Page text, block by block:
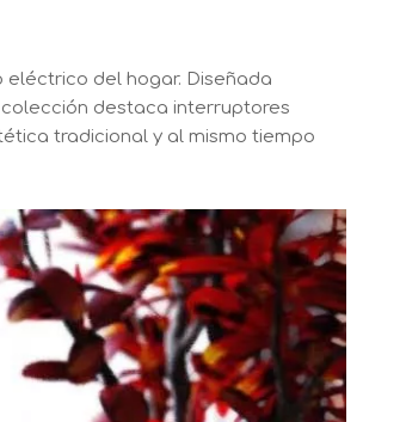
del hogar. Diseñada
destaca interruptores
tradicional y al mismo tiempo